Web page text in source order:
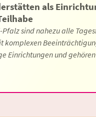
als
Pfalz sind nahezu alle
komplexen
Einrichtungen und